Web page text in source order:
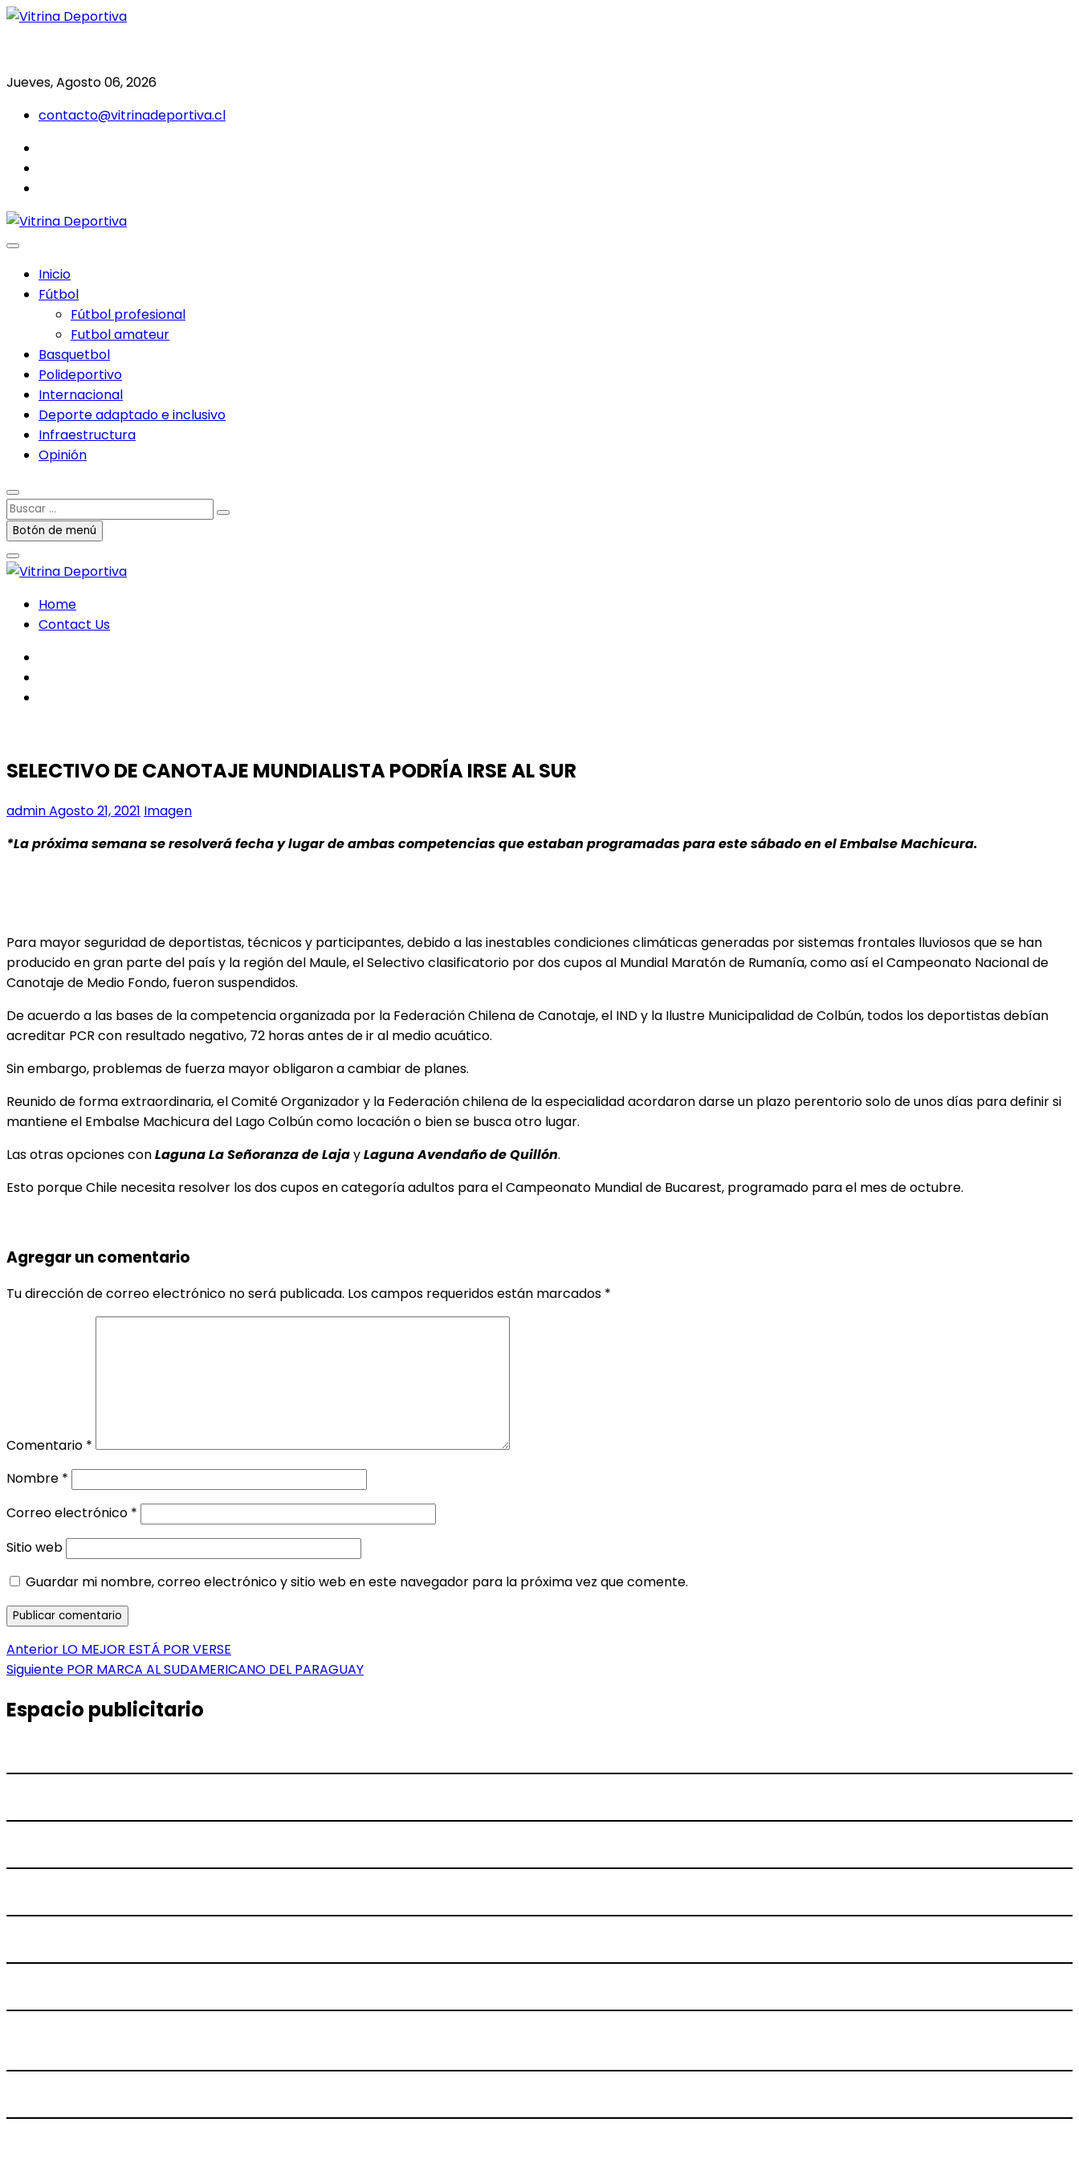
Saltar
Jueves, Agosto 06, 2026
contacto@vitrinadeportiva.cl
Inicio
Fútbol
Fútbol profesional
Futbol amateur
Basquetbol
Polideportivo
Internacional
Deporte adaptado e inclusivo
Infraestructura
Opinión
Buscar
…Botón de menú
Home
Contact Us
SELECTIVO DE CANOTAJE MUNDIALISTA PODRÍA IRSE AL SUR
adminAgosto 21, 2021 Imagen
*La próxima semana se resolverá fecha y lugar de ambas competencias que estaban programadas para este sábado en el Embalse Machicura.
Para mayor seguridad de deportistas, técnicos y participantes, debido a las inestables condiciones climáticas generadas por sistemas frontales lluviosos que se han
producido en gran parte del país y la región del Maule, el Selectivo clasificatorio por dos cupos al Mundial Maratón de Rumanía, como así el Campeonato Nacional de
Canotaje de Medio Fondo, fueron suspendidos.
De acuerdo a las bases de la competencia organizada por la Federación Chilena de Canotaje, el IND y la Ilustre Municipalidad de Colbún, todos los deportistas debían
acreditar PCR con resultado negativo, 72 horas antes de ir al medio acuático.
Sin embargo, problemas de fuerza mayor obligaron a cambiar de planes.
Reunido de forma extraordinaria, el Comité Organizador y la Federación chilena de la especialidad acordaron darse un plazo perentorio solo de unos días para definir si
mantiene el Embalse Machicura del Lago Colbún como locación o bien se busca otro lugar.
Las otras opciones conLaguna La Señoranza de LajayLaguna Avendaño de Quillón.
Esto porque Chile necesita resolver los dos cupos en categoría adultos para el Campeonato Mundial de Bucarest, programado para el mes de octubre.
Agregar un comentario
Tu dirección de correo electrónico no será publicada. Los campos requeridos están marcados *
Comentario *
Nombre *
Correo electrónico *
Sitio web
Guardar mi nombre, correo electrónico y sitio web en este navegador para la próxima vez que comente.
Navegación
de
entradas
Anterior Entrada
anterior:
LO MEJOR ESTÁ POR VERSE
Siguiente Entrada
POR MARCA AL SUDAMERICANO DEL PARAGUAY
Espacio publicitario